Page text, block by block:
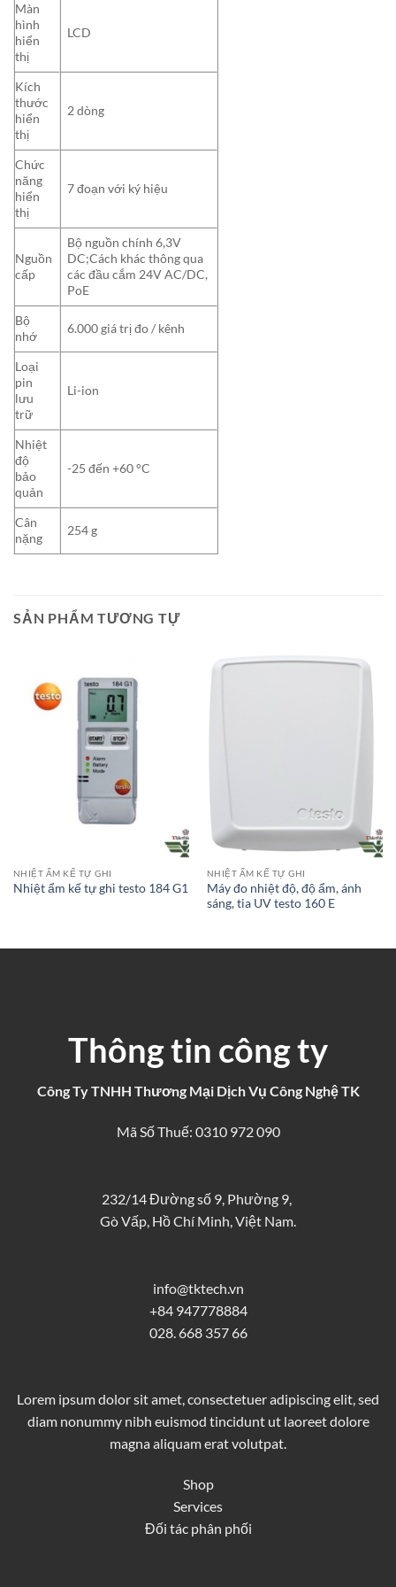
Màn
hình
hiển
thị
LCD
Kích
thước
hiển
thị
2 dòng
Chức
năng
hiển
thị
7 đoạn với ký hiệu
Nguồn
cấp
Bộ nguồn chính 6,3V
DC;Cách khác thông qua
các đầu cắm 24V AC/DC,
PoE
Bộ
nhớ
6.000 giá trị đo / kênh
Loại
pin
lưu
trữ
Li-ion
Nhiệt
độ
bảo
quản
-25 đến +60 °C
Cân
nặng
254 g
SẢN PHẨM TƯƠNG TỰ
NHIỆT ẨM KẾ TỰ GHI
Nhiệt ẩm kế tự ghi testo 184 G1
NHIỆT ẨM KẾ TỰ GHI
Máy đo nhiệt độ, độ ẩm, ánh
sáng, tia UV testo 160 E
Thông tin công ty
Công Ty TNHH Thương Mại Dịch Vụ Công Nghệ TK
Mã Số Thuế: 0310 972 090
232/14 Đường số 9, Phường 9,
Gò Vấp, Hồ Chí Minh, Việt Nam.
info@tktech.vn
+84 947778884
028. 668 357 66
Lorem ipsum dolor sit amet, consectetuer adipiscing elit, sed
diam nonummy nibh euismod tincidunt ut laoreet dolore
magna aliquam erat volutpat.
Shop
Services
Đối tác phân phối